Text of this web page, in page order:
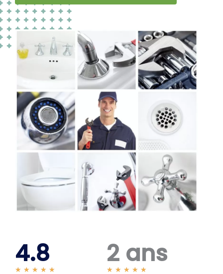
4.8
★ ★ ★ ★ ★
2 ans
★ ★ ★ ★ ★